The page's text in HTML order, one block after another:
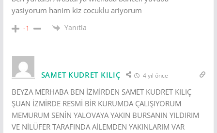
yasiyorum hanim kiz cocuklu ariyorum
-1 Yanıtla
SAMET KUDRET KILIÇ 4 yıl önce
BEYZA MERHABA BEN İZMİRDEN SAMET KUDRET KILIÇ
ŞUAN İZMİRDE RESMİ BİR KURUMDA ÇALIŞIYORUM
MEMURUM SENİN YALOVAYA YAKIN BURSANIN YILDIRIM
VE NİLÜFER TARAFINDA AİLEMDEN YAKINLARIM VAR